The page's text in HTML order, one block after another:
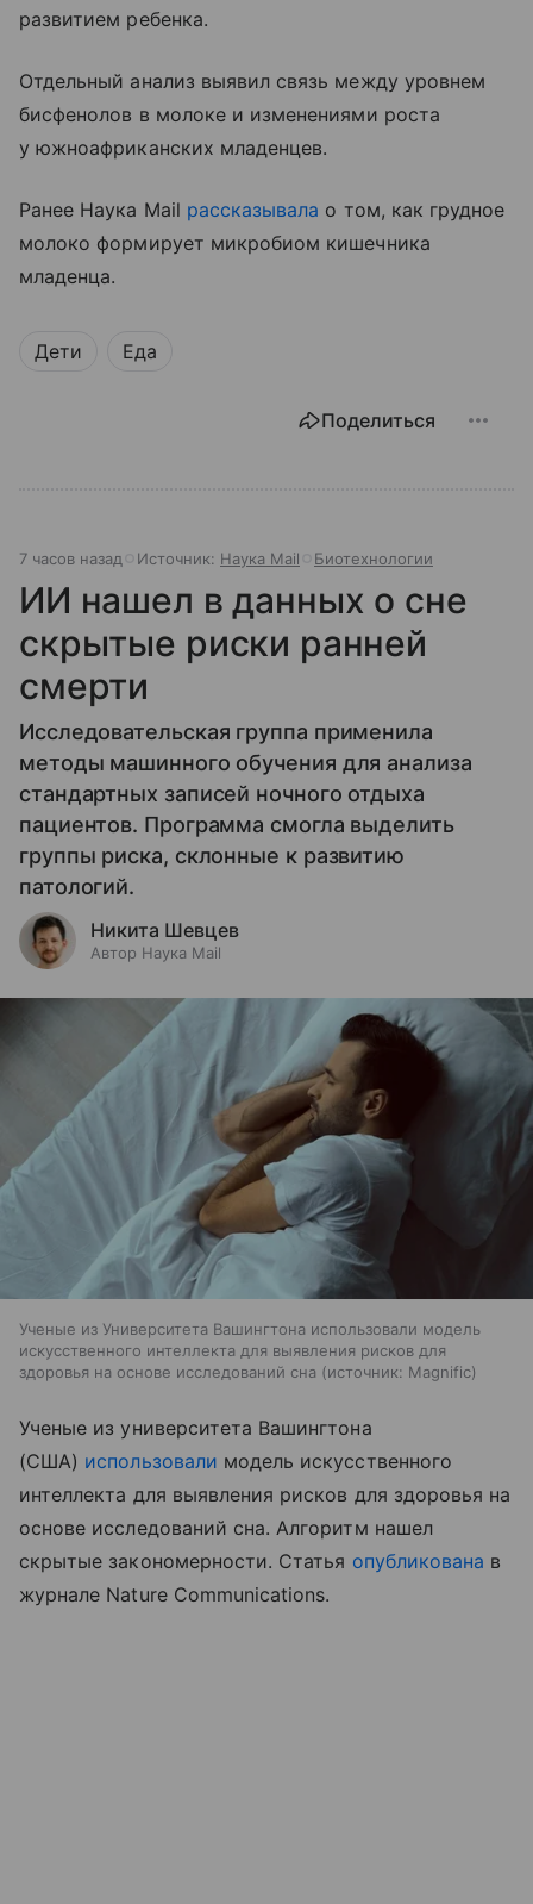
развитием ребенка.
Отдельный анализ выявил связь между уровнем
бисфенолов в молоке и изменениями роста
у южноафриканских младенцев.
Ранее Наука Mail рассказывала о том, как грудное
молоко формирует микробиом кишечника
младенца.
Дети Еда
Поделиться
7 часов назад Источник: Наука Mail Биотехнологии
ИИ нашел в данных о сне
скрытые риски ранней
смерти
Исследовательская группа применила
методы машинного обучения для анализа
стандартных записей ночного отдыха
пациентов. Программа смогла выделить
группы риска, склонные к развитию
патологий.
Никита Шевцев
Автор Наука Mail
Ученые из Университета Вашингтона использовали модель
искусственного интеллекта для выявления рисков для
здоровья на основе исследований сна
источник: Magnific
Ученые из университета Вашингтона
(США) использовали модель искусственного
интеллекта для выявления рисков для здоровья на
основе исследований сна. Алгоритм нашел
скрытые закономерности. Статья опубликована в
журнале Nature Communications.